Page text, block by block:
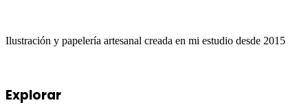
Ilustración y papelería artesanal creada en mi estudio desde 2015
Explorar